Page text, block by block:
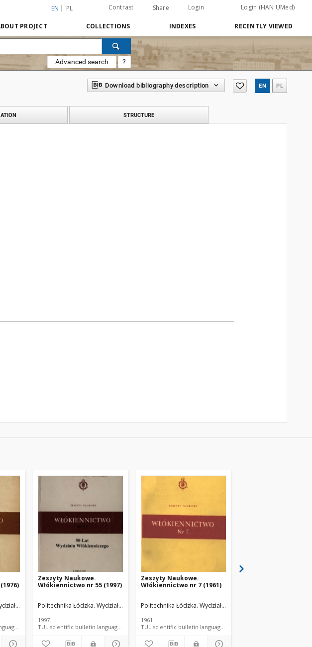
EN PL Contrast Share Login Login (HAN UMed)
PROJECT COLLECTIONS INDEXES RECENTLY VIEWED
Advanced search ?
Download bibliography description EN PL
STRUCTURE
Włókienniczy.
bulletin language document
Zeszyty Naukowe.
Włókiennictwo nr 55 (1997)
Politechnika Łódzka. Wydział Włókienniczy.
1997
TUL scientific bulletin language document
Zeszyty Naukowe.
Włókiennictwo nr 7 (1961)
Politechnika Łódzka. Wydział Włókienniczy.
1961
TUL scientific bulletin language document